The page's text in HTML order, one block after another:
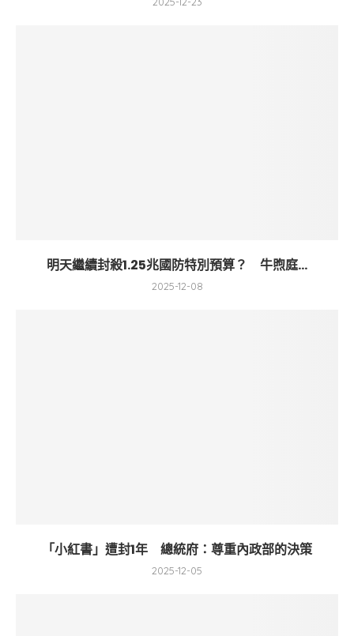
明天繼續封殺1.25兆國防特別預算？ 牛煦庭...
2025-12-08
「小紅書」遭封1年 總統府：尊重內政部的決策
2025-12-05